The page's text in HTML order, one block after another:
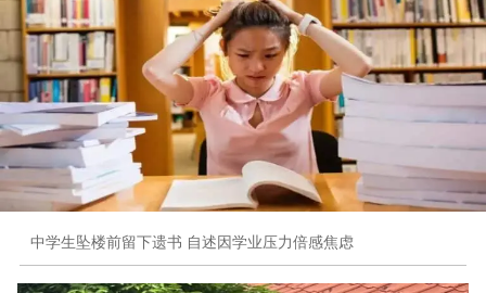
中学生坠楼前留下遗书 自述因学业压力倍感焦虑